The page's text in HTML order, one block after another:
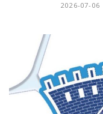
2026-07-06